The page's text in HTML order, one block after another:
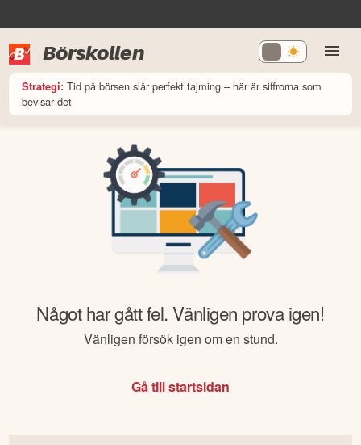
Börskollen
Strategi: Tid på börsen slår perfekt tajming – här är siffrorna som
bevisar det
Något har gått fel. Vänligen prova igen!
Vänligen försök igen om en stund.
Gå till startsidan